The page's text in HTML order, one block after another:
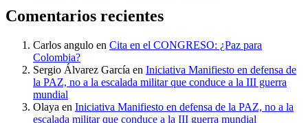
Comentarios recientes
Carlos angulo en Cita en el CONGRESO: ¿Paz para
Colombia?
Sergio Álvarez García en Iniciativa Manifiesto en defensa de
la PAZ, no a la escalada militar que conduce a la III guerra
mundial
Olaya en Iniciativa Manifiesto en defensa de la PAZ, no a la
escalada militar que conduce a la III guerra mundial